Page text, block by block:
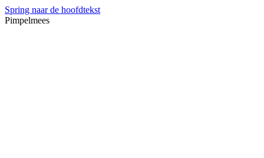
Spring naar de hoofdtekst
Pimpelmees